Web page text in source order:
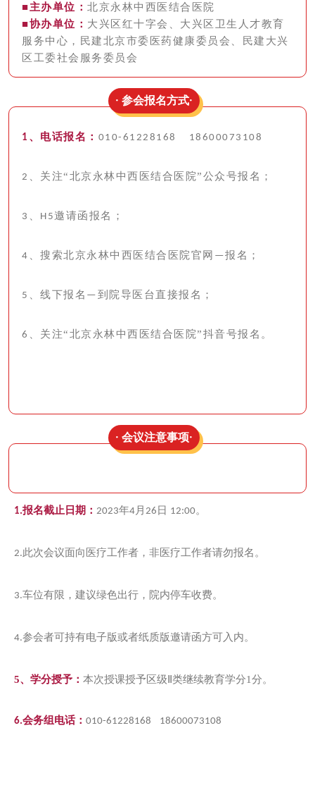
■主办单位： 北京永林中西医结合医院
■协办单位： 大兴区红十字会、大兴区卫生人才教育
服务中心，民建北京市委医药健康委员会、民建大兴
区工委社会服务委员会
· 参会报名方式·
1 、电话报名： 010-61228168 18600073108
2 、关注“北京永林中西医结合医院”公众号报名；
3 H5邀请函报名；
4 、搜索北京永林中西医结合医院官网 —报名；
5 、线下报名 — 到院导医台直接报名；
6 、关注“北京永林中西医结合医院”抖音号报名。
· 会议注意事项·
1.报名截止日期： 2023年4 月 26 日 12:00。
2.此次会议面向医疗工作者，非医疗工作者请勿报名。
3.车位有限，建议绿色出行，院内停车收费。
4.参会者可持有电子版或者纸质版邀请函方可入内。
5、学分授予： 本次授课授予区级Ⅱ类继续教育学分1分。
6.会务组电话： 010-61228168 18600073108